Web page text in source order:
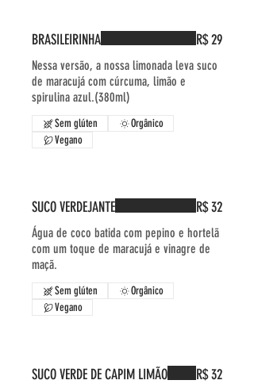
BRASILEIRINHA
Nessa versão, a nossa limonada leva suco
de maracujá com cúrcuma, limão e
spirulina azul.(380ml)
R$ 29
Sem glúten
Orgânico
Vegano
SUCO VERDEJANTE
Água de coco batida com pepino e hortelã
com um toque de maracujá e vinagre de
maçã.
R$ 32
Sem glúten
Orgânico
Vegano
SUCO VERDE DE CAPIM LIMÃO R$ 32